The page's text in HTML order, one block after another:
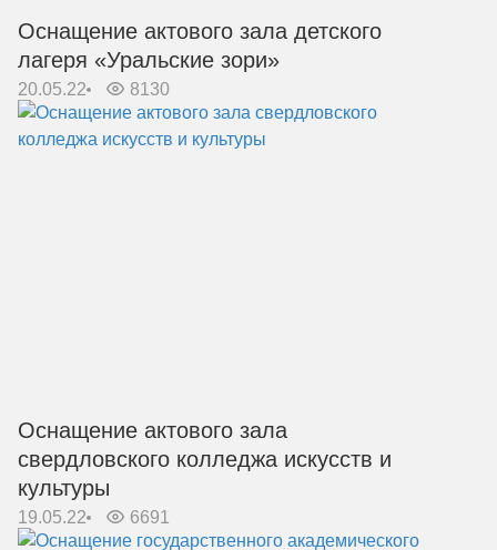
Оснащение актового зала детского
лагеря «Уральские зори»
20.05.22 8130
Оснащение актового зала
свердловского колледжа искусств и
культуры
19.05.22 6691